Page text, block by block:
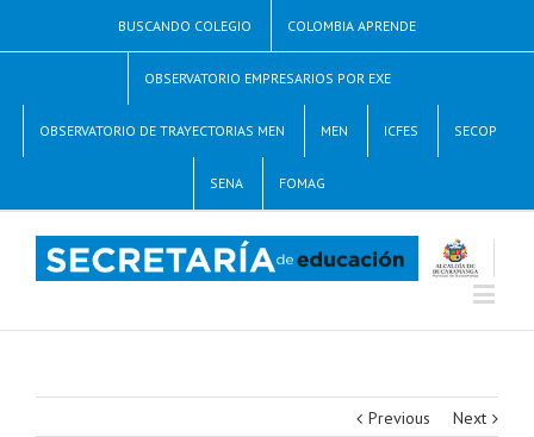
BUSCANDO COLEGIO COLOMBIA APRENDE
OBSERVATORIO EMPRESARIOS POR EXE
OBSERVATORIO DE TRAYECTORIAS MEN MEN ICFES SECOP
SENA FOMAG
Previous Next